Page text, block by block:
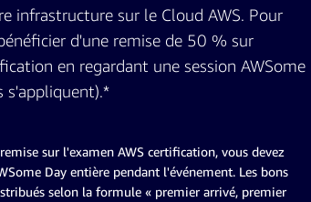
infrastructure sur le Cloud AWS. Pour
d'une remise de 50 % sur
en regardant une session AWSome
s'appliquent).*
sur l'examen AWS certification, vous devez
Day entière pendant l'événement. Les bons
selon la formule « premier arrivé, premier